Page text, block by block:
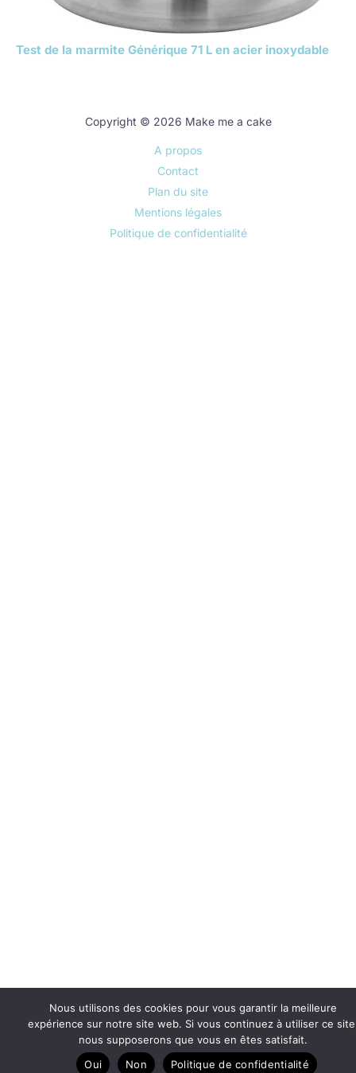
Test de la marmite Générique 71 L en acier inoxydable
Copyright © 2026 Make me a cake
A propos
Contact
Plan du site
Mentions légales
Politique de confidentialité
Nous utilisons des cookies pour vous garantir la meilleure
expérience sur notre site web. Si vous continuez à utiliser ce
nous supposerons que vous en êtes satisfait.
Oui
Non Politique de confidentialité